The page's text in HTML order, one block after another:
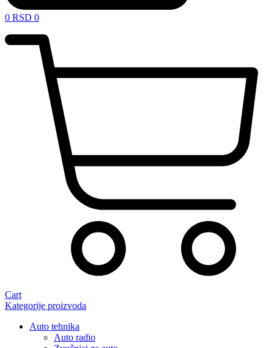
0 RSD 0
Cart
Kategorije proizvoda
Auto tehnika
Auto radio